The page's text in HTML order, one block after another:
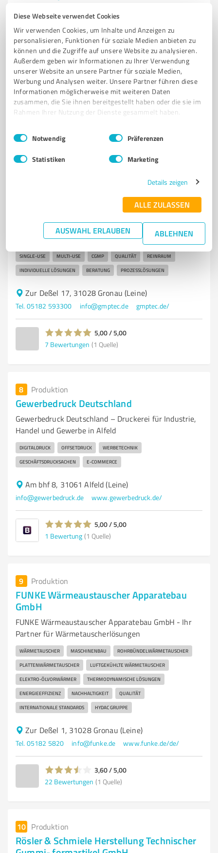
Diese Webseite verwendet Cookies
Wir verwenden Cookies, um Inhalte und Anzeigen zu
personalisieren, Funktionen für soziale Medien anbieten zu
können und die Zugriffe auf unsere Website zu analysieren.
Außerdem geben wir Informationen zu Ihrer Verwendung
unserer Website an unsere Partner für soziale Medien,
Werbung und Analysen weiter. Unsere Partner führen diese
Informationen möglicherweise mit weiteren Daten
zusammen, die Sie ihnen bereitgestellt haben oder die sie im
Rahmen Ihrer Nutzung der Dienste gesammelt haben.
Impressum Datenschutzbestimmungen
Einwilligungsauswahl
Notwendig Präferenzen
Statistiken Marketing
Details zeigen
ALLE ZULASSEN
AUSWAHL ERLAUBEN ABLEHNEN
Satz & Druck – Druckerei und Werbetechnik mit
DRUCKEREI WERBETECHNIK FLYER BROSCHÜREN
VISITENKARTEN
Sehlder Str. 21, 31008 Elze
Tel. 05068 8000
info@druckerei-elze.de
druckerei-elze.de/
16Bewertungen (1 Quelle)
GMPTEC GmbH Gronau (Leine)
Hersteller von GMP-konformen Lösungen für
Biotechnologie und Pharmaindustrie
PHARMAINDUSTRIE
SINGLE-USE MULTI-USE CGMP QUALITÄT REINRAUM
INDIVIDUELLE LÖSUNGEN BERATUNG PROZESSLÖSUNGEN
Zur Deßel 17, 31028 Gronau (Leine)
Tel. 05182 593300 info@gmptec.de gmptec.de/
5,00 / 5,00
7 Bewertungen (1 Quelle)
8 Produktion
Gewerbedruck Deutschland
Gewerbedruck Deutschland – Druckerei für Industrie,
Handel und Gewerbe in Alfeld
DIGITALDRUCK OFFSETDRUCK WERBETECHNIK
GESCHÄFTSDRUCKSACHEN E-COMMERCE
Am bhf 8, 31061 Alfeld (Leine)
info@gewerbedruck.de www.gewerbedruck.de/
5,00 / 5,00
1 Bewertung (1 Quelle)
9 Produktion
FUNKE Wärmeaustauscher Apparatebau
GmbH
FUNKE Wärmeaustauscher Apparatebau GmbH - Ihr
Partner für Wärmetauscherlösungen
WÄRMETAUSCHER MASCHINENBAU ROHRBÜNDELWÄRMETAUSCHER
PLATTENWÄRMETAUSCHER LUFTGEKÜHLTE WÄRMETAUSCHER
ELEKTRO-ÖLVORWÄRMER THERMODYNAMISCHE LÖSUNGEN
ENERGIEEFFIZIENZ NACHHALTIGKEIT QUALITÄT
INTERNATIONALE STANDARDS HYDAC GRUPPE
Zur Deßel 1, 31028 Gronau (Leine)
Tel. 05182 5820 info@funke.de www.funke.de/de/
3,60 / 5,00
22 Bewertungen (1 Quelle)
10 Produktion
Rösler & Schmiele Herstellung Technischer